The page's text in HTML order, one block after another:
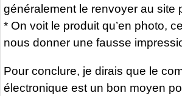
généralement le renvoyer au site
* On voit le produit qu’en photo,
nous donner une fausse
Pour conclure, je dirais que le
électronique est un bon moyen